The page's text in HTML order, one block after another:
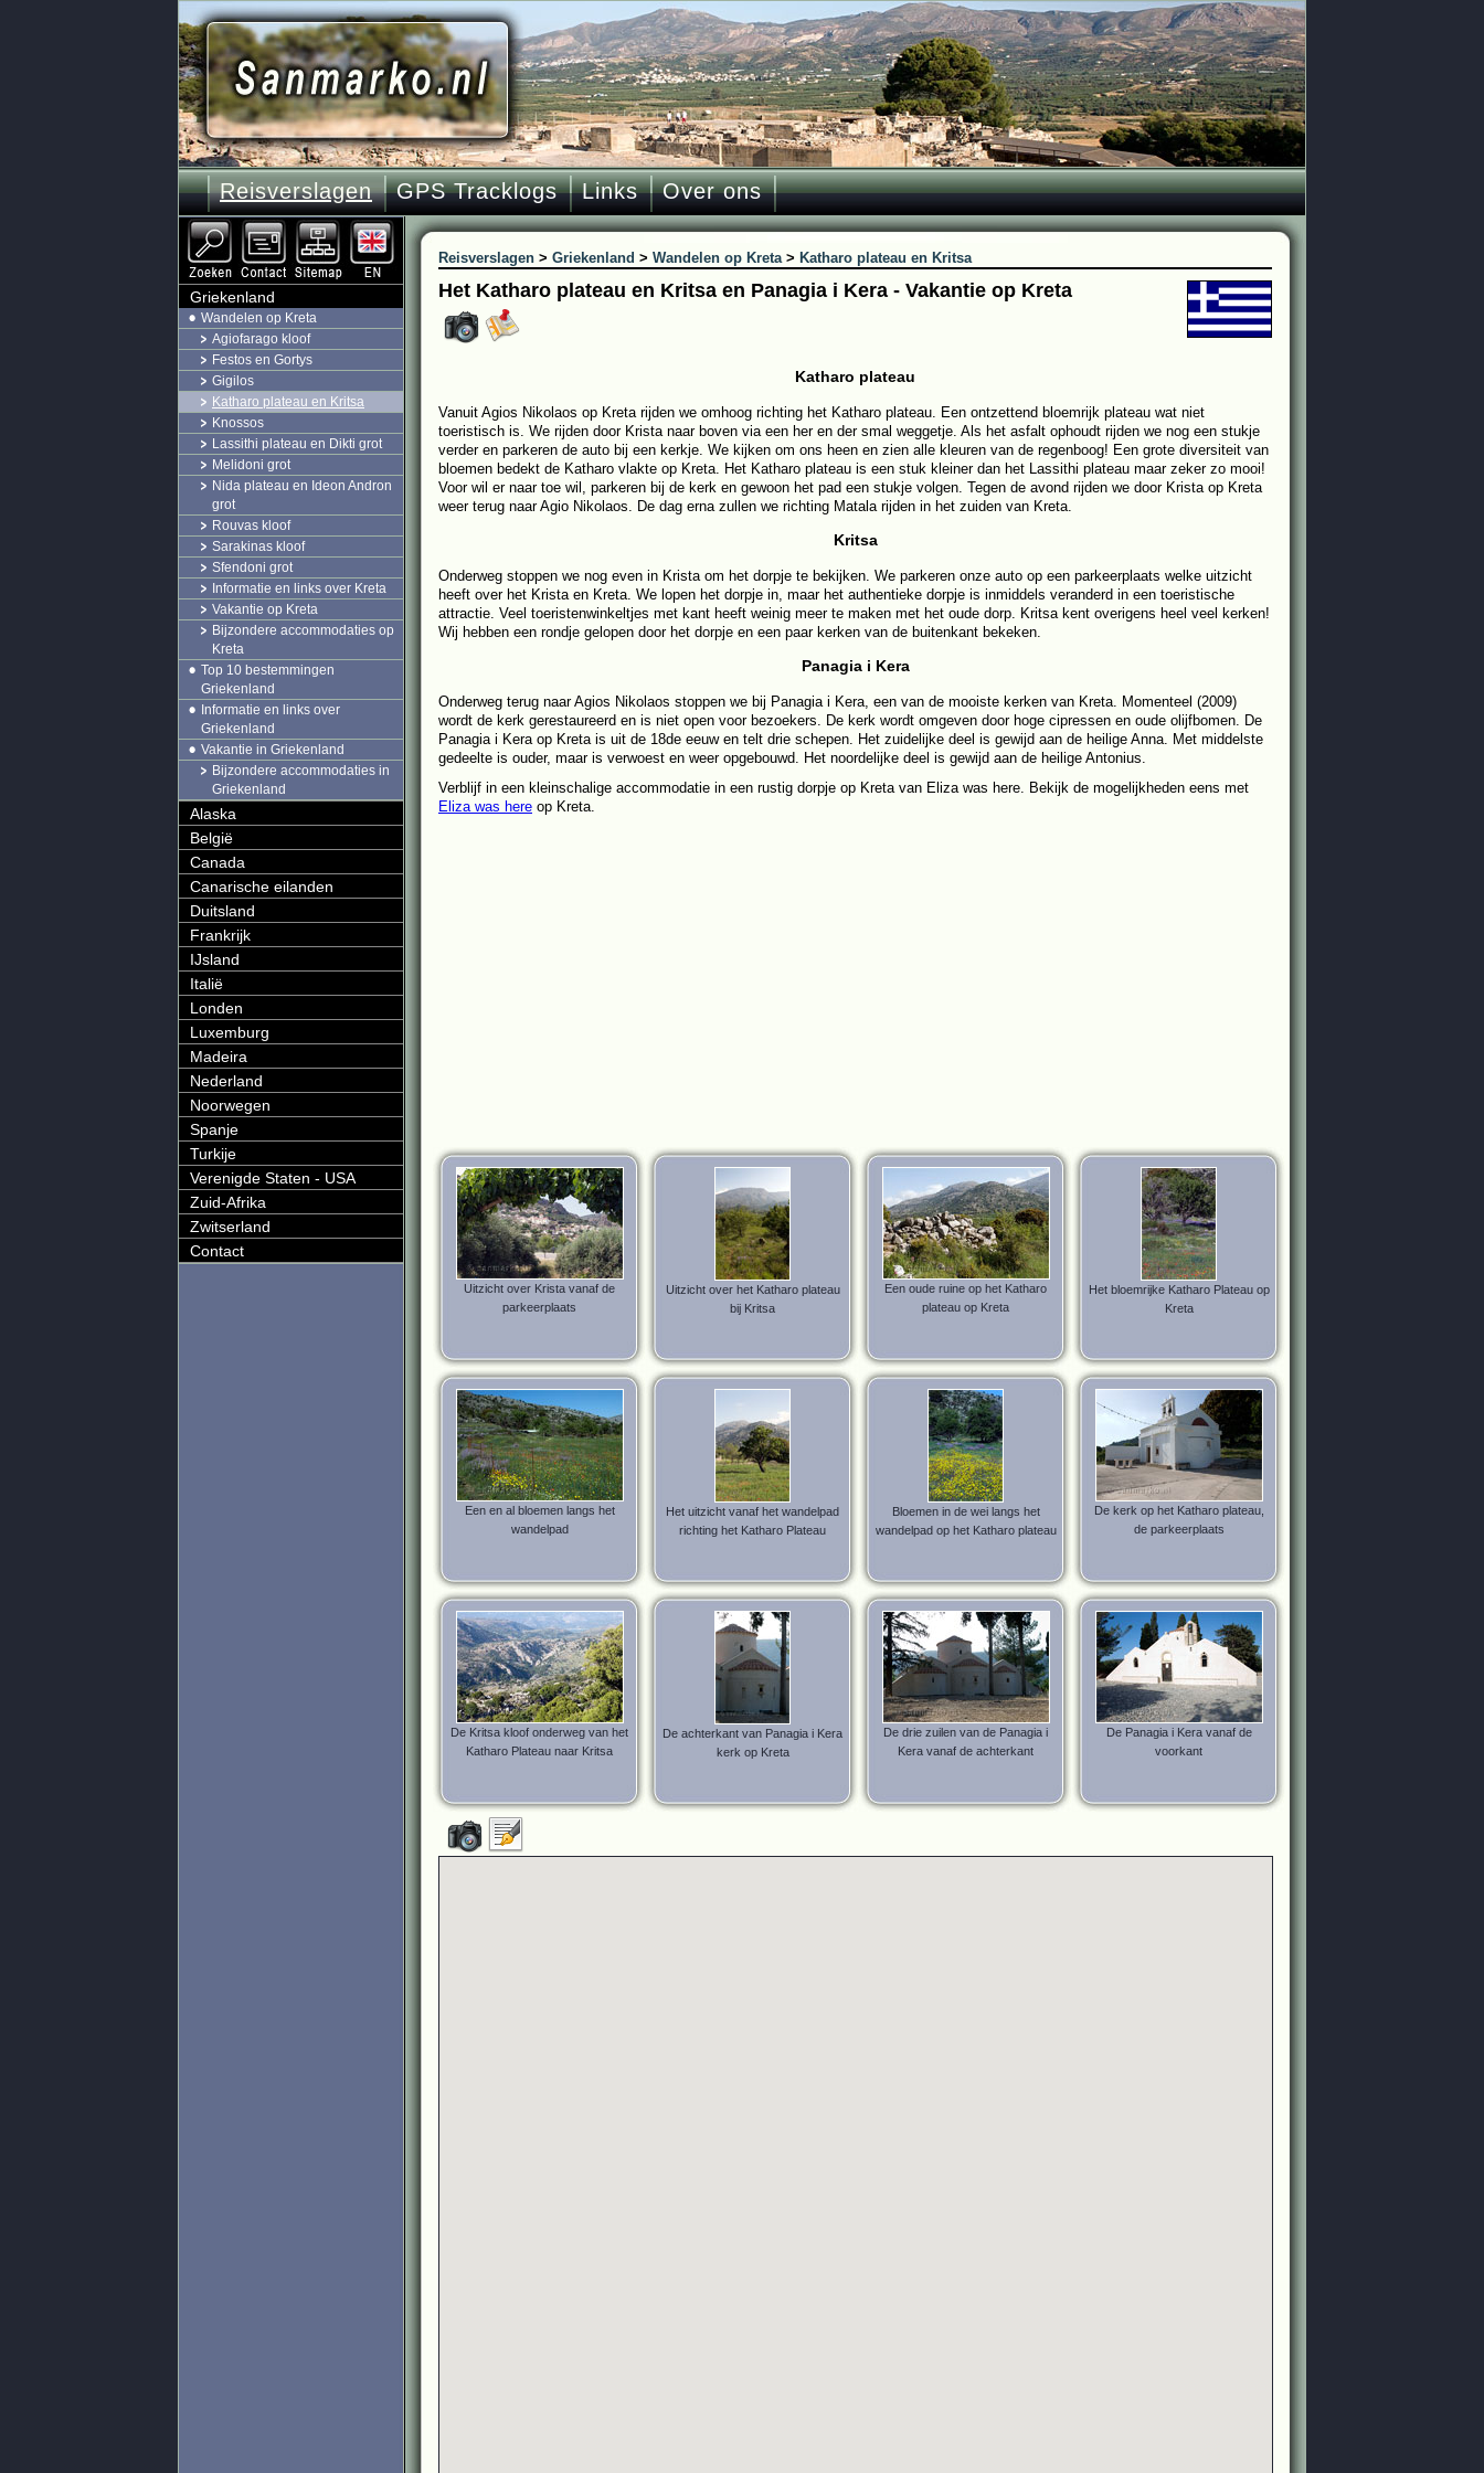
Reisverslagen GPS Tracklogs Links Over ons
Reisverslagen > Griekenland > Wandelen op Kreta> Katharo plateau en Kritsa
Het Katharo plateau en Kritsa en Panagia i Kera - Vakantie op Kreta
Katharo plateau
Vanuit Agios Nikolaos op Kreta rijden we omhoog richting het Katharo plateau. Een ontzettend bloemrijk plateau wat niet
toeristisch is. We rijden door Krista naar boven via een her en der smal weggetje. Als het asfalt ophoudt rijden we nog een stukje
verder en parkeren de auto bij een kerkje. We kijken om ons heen en zien alle kleuren van de regenboog! Een grote diversiteit van
bloemen bedekt de Katharo vlakte op Kreta. Het Katharo plateau is een stuk kleiner dan het Lassithi plateau maar zeker zo mooi!
Voor wil er naar toe wil, parkeren bij de kerk en gewoon het pad een stukje volgen. Tegen de avond rijden we door Krista op Kreta
weer terug naar Agio Nikolaos. De dag erna zullen we richting Matala rijden in het zuiden van Kreta.
Kritsa
Onderweg stoppen we nog even in Krista om het dorpje te bekijken. We parkeren onze auto op een parkeerplaats welke uitzicht
heeft over het Krista en Kreta. We lopen het dorpje in, maar het authentieke dorpje is inmiddels veranderd in een toeristische
attractie. Veel toeristenwinkeltjes met kant heeft weinig meer te maken met het oude dorp. Kritsa kent overigens heel veel kerken!
Wij hebben een rondje gelopen door het dorpje en een paar kerken van de buitenkant bekeken.
Panagia i Kera
Onderweg terug naar Agios Nikolaos stoppen we bij Panagia i Kera, een van de mooiste kerken van Kreta. Momenteel (2009)
wordt de kerk gerestaureerd en is niet open voor bezoekers. De kerk wordt omgeven door hoge cipressen en oude olijfbomen. De
Panagia i Kera op Kreta is uit de 18de eeuw en telt drie schepen. Het zuidelijke deel is gewijd aan de heilige Anna. Met middelste
gedeelte is ouder, maar is verwoest en weer opgebouwd. Het noordelijke deel is gewijd aan de heilige Antonius.
Verblijf in een kleinschalige accommodatie in een rustig dorpje op Kreta van Eliza was here. Bekijk de mogelijkheden eens met
Eliza was here op Kreta.
Uitzicht over Krista vanaf de
parkeerplaats
Uitzicht over het Katharo plateau
bij Kritsa
Een oude ruine op het Katharo
plateau op Kreta
Het bloemrijke Katharo Plateau op
Kreta
Een en al bloemen langs het
wandelpad
Het uitzicht vanaf het wandelpad
richting het Katharo Plateau
Bloemen in de wei langs het
wandelpad op het Katharo plateau
De kerk op het Katharo plateau,
de parkeerplaats
De Kritsa kloof onderweg van het
Katharo Plateau naar Kritsa
De achterkant van Panagia i Kera
kerk op Kreta
De drie zuilen van de Panagia i
Kera vanaf de achterkant
De Panagia i Kera vanaf de
voorkant
Griekenland
Wandelen op Kreta
Agiofarago kloof
Festos en Gortys
Gigilos
Katharo plateau en Kritsa
Knossos
Lassithi plateau en Dikti grot
Melidoni grot
Nida plateau en Ideon Andron
grot
Rouvas kloof
Sarakinas kloof
Sfendoni grot
Informatie en links over Kreta
Vakantie op Kreta
Bijzondere accommodaties op
Kreta
Top 10 bestemmingen
Griekenland
Informatie en links over
Griekenland
Vakantie in Griekenland
Bijzondere accommodaties in
Griekenland
Alaska
België
Canada
Canarische eilanden
Duitsland
Frankrijk
IJsland
Italië
Londen
Luxemburg
Madeira
Nederland
Noorwegen
Spanje
Turkije
Verenigde Staten - USA
Zuid-Afrika
Zwitserland
Contact